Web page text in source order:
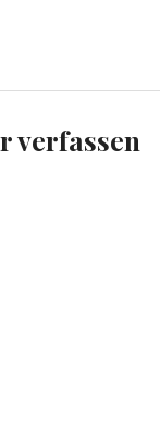
verfassen